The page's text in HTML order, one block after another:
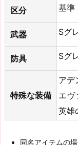
区分 基準
武器 Sグ
防具 Sグ
特殊な装備
アデ
エヴ
英雄
同名アイテムの